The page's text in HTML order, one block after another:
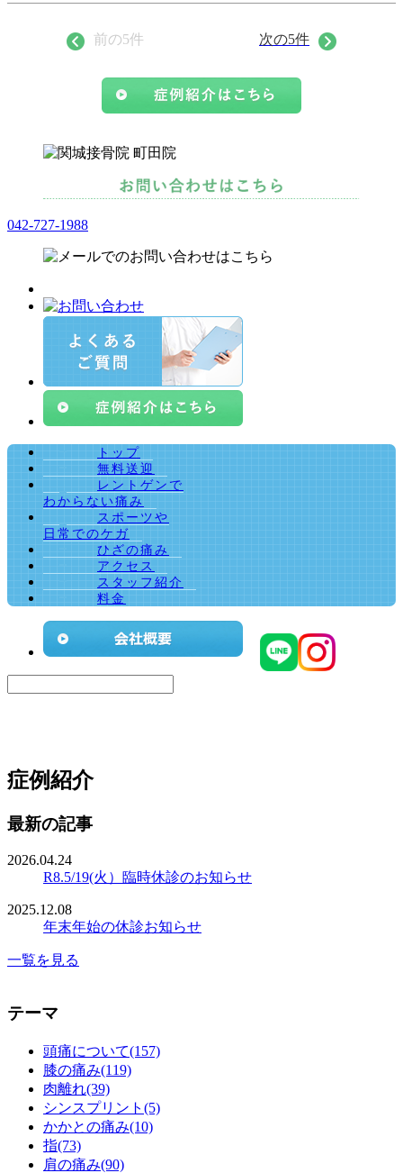
前の5件 次の5件
042-727-1988
トップ
無料送迎
レントゲンで
わからない痛み
スポーツや
日常でのケガ
ひざの痛み
アクセス
スタッフ紹介
料金
症例紹介
最新の記事
2026.04.24
R8.5/19(火）臨時休診のお知らせ
2025.12.08
年末年始の休診お知らせ
一覧を見る
テーマ
頭痛について(157)
膝の痛み(119)
肉離れ(39)
シンスプリント(5)
かかとの痛み(10)
指(73)
肩の痛み(90)